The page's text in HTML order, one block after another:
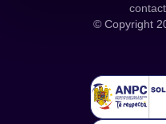
© Copyright